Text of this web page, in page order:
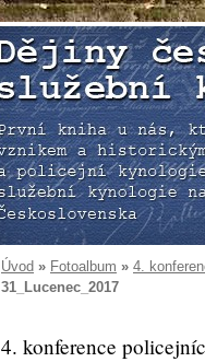
Úvod » Fotoalbum » 4.
31_Lucenec_2017
4. konference